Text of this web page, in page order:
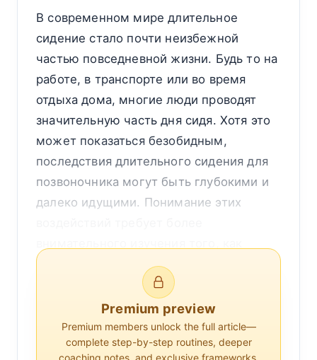
В современном мире длительное
сидение стало почти неизбежной
частью повседневной жизни. Будь то на
работе, в транспорте или во время
отдыха дома, многие люди проводят
значительную часть дня сидя. Хотя это
может показаться безобидным,
последствия длительного сидения для
позвоночника могут быть глубокими и
далеко идущими. Понимание этих
функционирует позвоночник, что
происходит, когда он подвергается
длительным периодам бездействия, и
какие потенциальные долгосрочные
последствия могут возникнуть.
Premium preview
Premium members unlock the full article—
complete step-by-step routines, deeper